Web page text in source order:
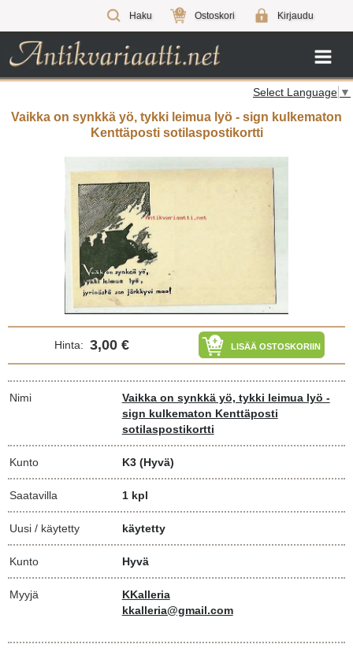
Haku 0 Ostoskori Kirjaudu
Select Language ▼
Vaikka on synkkä yö, tykki leimua lyö - sign kulkematon
Kenttäposti sotilaspostikortti
Hinta: 3,00 € LISÄÄ OSTOSKORIIN
Nimi
Vaikka on synkkä yö, tykki leimua lyö -
sign kulkematon Kenttäposti
sotilaspostikortti
Kunto K3 (Hyvä)
Saatavilla 1 kpl
Uusi / käytetty käytetty
Kunto Hyvä
Myyjä
KKalleria
kkalleria@gmail.com